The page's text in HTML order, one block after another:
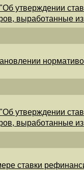
утверждении
выработанные
утверждении
выработанные
ставки